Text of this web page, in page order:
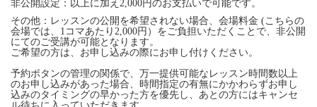
非公開設定：以上に加え2,000円のお支払いで可能です。
その他：レッスンの公開を希望されない場合、会場料金 (こちらの
会場では、1コマあたり2,000円）をご負担いただくことで、非公開
にてのご受講が可能となります。
ご希望の方は、お申し込みの際にお申し付けください。
予約ボタンの管理の関係で、万一提供可能なレッスン時間数以上
のお申し込みがあった場合、時間指定の有無にかかわらずお申し
込みのタイミングの早かった方を優先し、あとの方にはキャンセ